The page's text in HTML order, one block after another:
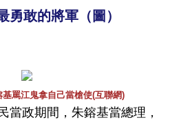
勇敢的將軍（圖）
罵江鬼拿自己當槍使(互聯網)
當政期間，朱鎔基當總理，